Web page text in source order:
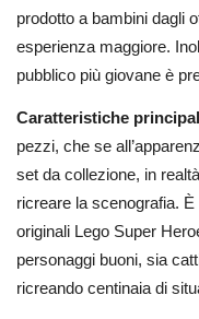
prodotto a bambini dagli
esperienza maggiore.
pubblico più giovane è
Caratteristiche
pezzi, che se
set da collezione, in
ricreare la scenografia.
originali Lego Super
personaggi buoni, sia
ricreando centinaia di